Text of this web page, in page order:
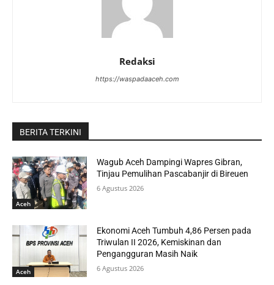
Redaksi
https://waspadaaceh.com
BERITA TERKINI
Aceh
Wagub Aceh Dampingi Wapres Gibran,
Tinjau Pemulihan Pascabanjir di Bireuen
6 Agustus 2026
Aceh
Ekonomi Aceh Tumbuh 4,86 Persen pada
Triwulan II 2026, Kemiskinan dan
Pengangguran Masih Naik
6 Agustus 2026